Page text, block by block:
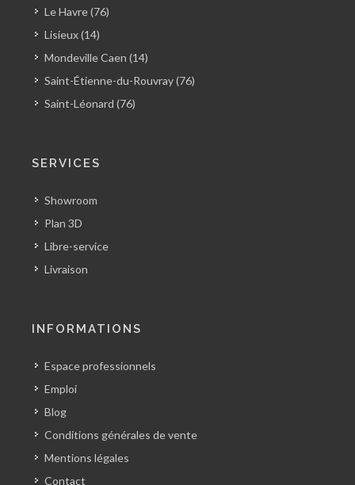
Le Havre (76)
Lisieux (14)
Mondeville Caen (14)
Saint-Étienne-du-Rouvray (76)
Saint-Léonard (76)
SERVICES
Showroom
Plan 3D
Libre-service
Livraison
INFORMATIONS
Espace professionnels
Emploi
Blog
Conditions générales de vente
Mentions légales
Contact